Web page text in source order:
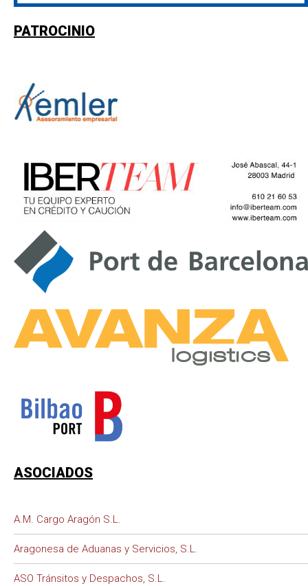
PATROCINIO
ASOCIADOS
A.M. Cargo Aragón S.L.
Aragonesa de Aduanas y Servicios, S.L.
ASO Tránsitos y Despachos, S.L.